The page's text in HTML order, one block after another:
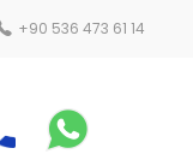
+90 536 473 61 14